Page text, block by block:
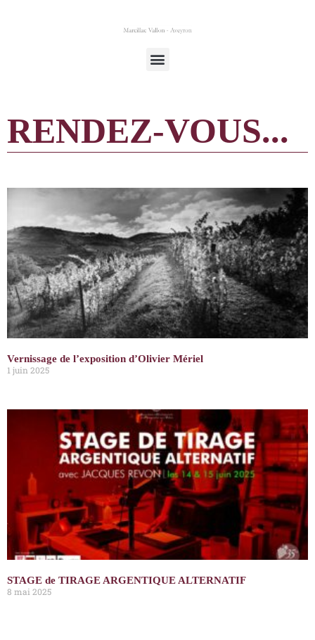
RENDEZ-VOUS...
Vernissage de l’exposition d’Olivier Mériel
1 juin 2025
STAGE de TIRAGE ARGENTIQUE ALTERNATIF
8 mai 2025